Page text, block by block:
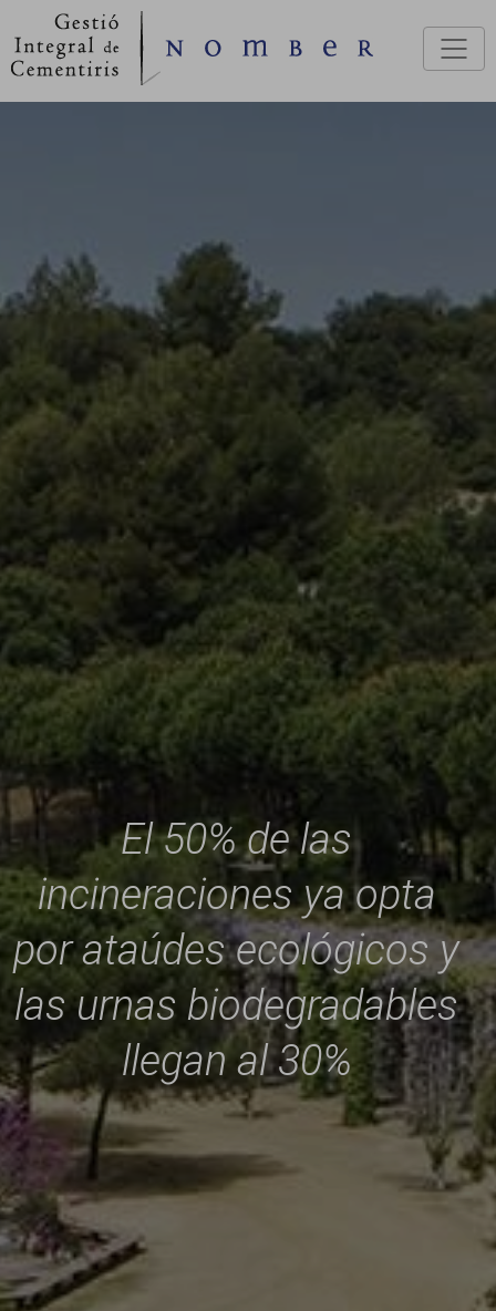
El 50% de las
incineraciones ya opta
por ataúdes ecológicos y
las urnas biodegradables
llegan al 30%